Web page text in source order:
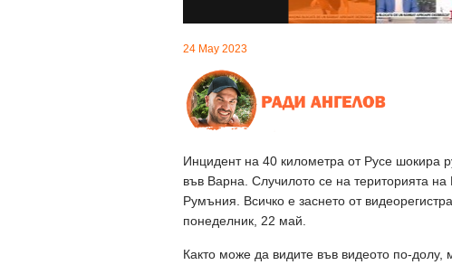
24 May 2023
Инцидент на 40 километра от Русе шокира
във Варна. Случилото се на територията
Румъния. Всичко е заснето от
понеделник, 22 май.
Както може да видите във видеото по-